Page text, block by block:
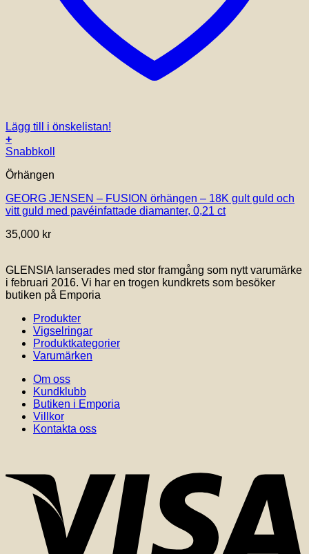
Lägg till i önskelistan!
+
Snabbkoll
Örhängen
GEORG JENSEN – FUSION örhängen – 18K gult guld och
vitt guld med pavéinfattade diamanter, 0,21 ct
35,000 kr
GLENSIA lanserades med stor framgång som nytt varumärke
i februari 2016. Vi har en trogen kundkrets som besöker
butiken på Emporia
Produkter
Vigselringar
Produktkategorier
Varumärken
Om oss
Kundklubb
Butiken i Emporia
Villkor
Kontakta oss